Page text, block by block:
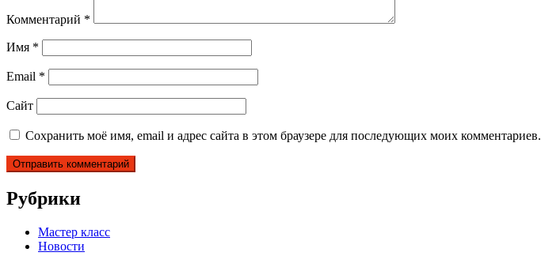
Комментарий *
Имя *
Email *
Сайт
Сохранить моё имя, email и адрес сайта в этом браузере для последующих моих комментариев.
Рубрики
Мастер класс
Новости